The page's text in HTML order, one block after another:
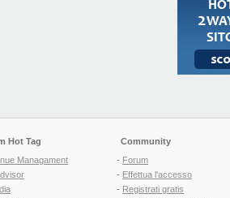
Hot Tag
Managament
Community
- Forum
- Effettua l'accesso
- Registrati gratis